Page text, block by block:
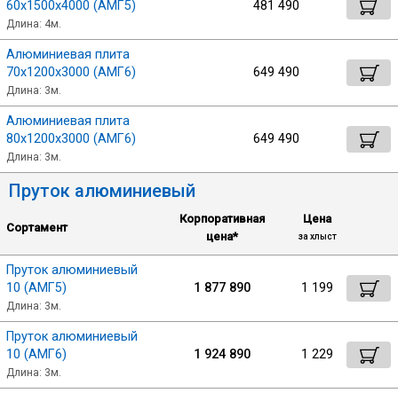
60х1500х4000 (АМГ5)
Длина: 4м.
481 490
Алюминиевая плита
70х1200х3000 (АМГ6)
Длина: 3м.
649 490
Алюминиевая плита
80х1200х3000 (АМГ6)
Длина: 3м.
649 490
Пруток алюминиевый
Сортамент
Корпоративная
цена*
Цена
за хлыст
Пруток алюминиевый
10 (АМГ5)
Длина: 3м.
1 877 890 1 199
Пруток алюминиевый
10 (АМГ6)
Длина: 3м.
1 924 890 1 229